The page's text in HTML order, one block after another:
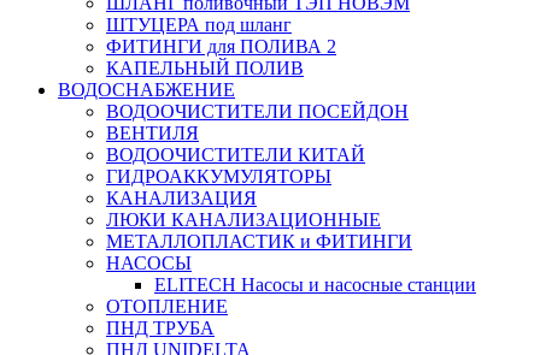
ШТУЦЕРА под шланг
ФИТИНГИ для ПОЛИВА 2
КАПЕЛЬНЫЙ ПОЛИВ
ВОДОСНАБЖЕНИЕ
ВОДООЧИСТИТЕЛИ ПОСЕЙДОН
ВЕНТИЛЯ
ВОДООЧИСТИТЕЛИ КИТАЙ
ГИДРОАККУМУЛЯТОРЫ
КАНАЛИЗАЦИЯ
ЛЮКИ КАНАЛИЗАЦИОННЫЕ
МЕТАЛЛОПЛАСТИК и ФИТИНГИ
НАСОСЫ
ELITECH Насосы и насосные станции
ОТОПЛЕНИЕ
ПНД ТРУБА
ПНД UNIDELTA